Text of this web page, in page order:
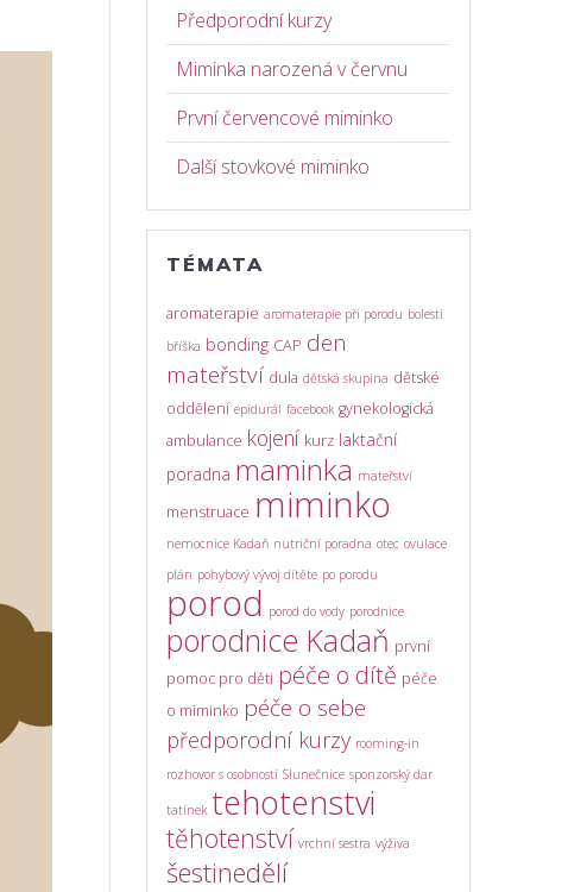
Předporodní kurzy
Miminka narozená v červnu
První červencové miminko
Další stovkové miminko
TÉMATA
aromaterapie aromaterapie při porodu bolesti
bříška bonding CAP den
mateřství dula dětská skupina dětské
oddělení epidurál facebook gynekologická
ambulance kojení kurz laktační
poradna maminka mateřství
menstruace miminko
nemocnice Kadaň nutriční poradna otec ovulace
plán pohybový vývoj dítěte po porodu
porod porod do vody porodnice
porodnice Kadaň první
pomoc pro děti péče o dítě péče
o miminko péče o sebe
předporodní kurzy rooming-in
rozhovor s osobností Slunečnice sponzorský dar
tatínek tehotenstvi
těhotenství vrchní sestra výživa
šestinedělí